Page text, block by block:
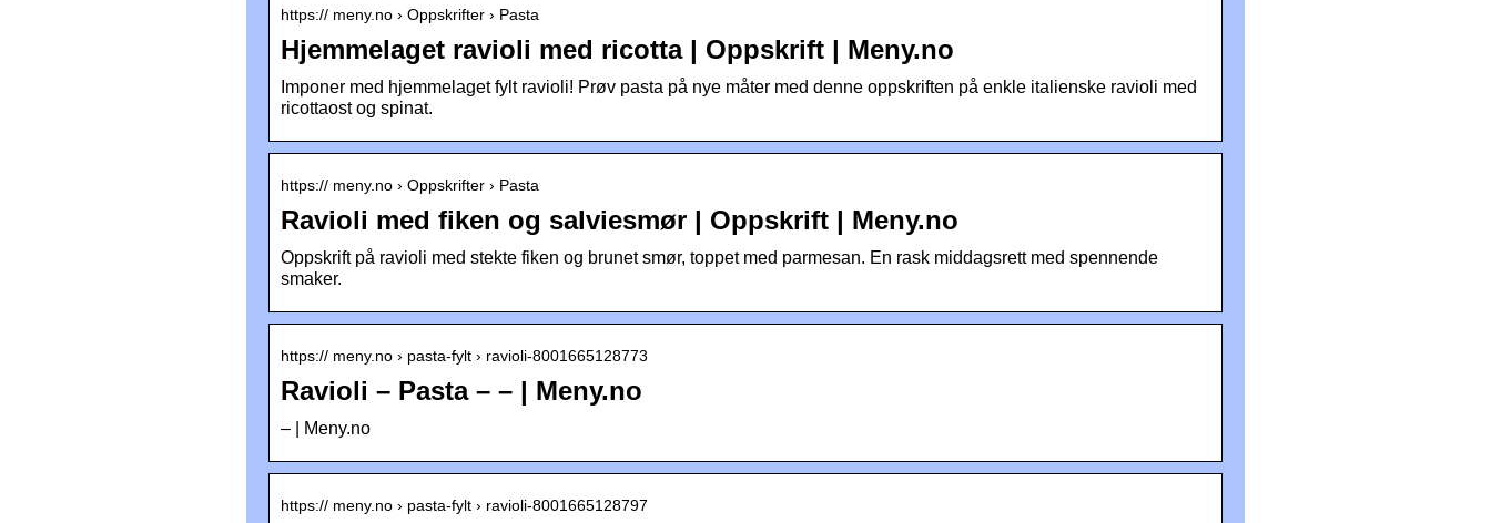
https:// meny.no › Oppskrifter › Pasta
Hjemmelaget ravioli med ricotta | Oppskrift | Meny.no
Imponer med hjemmelaget fylt ravioli! Prøv pasta på nye måter med denne oppskriften på enkle italienske ravioli med
ricottaost og spinat.
https:// meny.no › Oppskrifter › Pasta
Ravioli med fiken og salviesmør | Oppskrift | Meny.no
Oppskrift på ravioli med stekte fiken og brunet smør, toppet med parmesan. En rask middagsrett med spennende
smaker.
https:// meny.no › pasta-fylt › ravioli-8001665128773
Ravioli – Pasta – – | Meny.no
– | Meny.no
https:// meny.no › pasta-fylt › ravioli-8001665128797